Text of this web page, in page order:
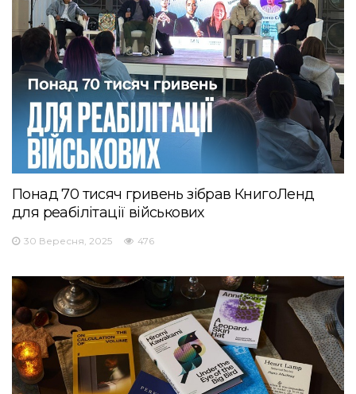
Понад 70 тисяч гривень зібрав КнигоЛенд
для реабілітації військових
30 Вересня, 2025 476